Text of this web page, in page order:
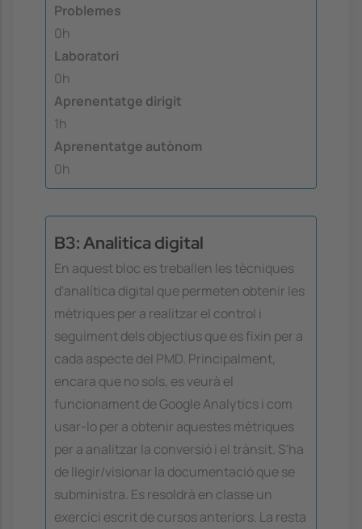
Problemes
0h
Laboratori
0h
Aprenentatge dirigit
1h
Aprenentatge autònom
0h
B3: Analitica digital
En aquest bloc es treballen les tècniques
d'analítica digital que permeten obtenir les
mètriques per a realitzar el control i
seguiment dels objectius que es fixin per a
cada aspecte del PMD. Principalment,
encara que no sols, es veurà el
funcionament de Google Analytics i com
usar-lo per a obtenir aquestes mètriques
per a analitzar la conversió i el trànsit. S'ha
de llegir/visionar la documentació que se
subministra. Es resoldrà en classe un
exercici escrit de cursos anteriors. La resta